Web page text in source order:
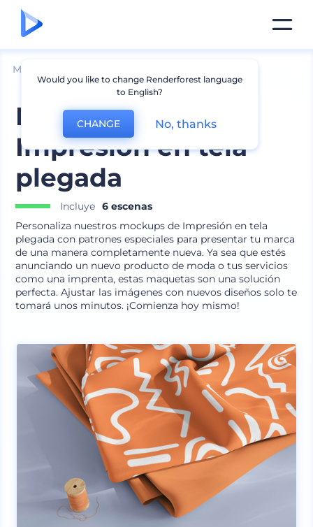
Mockups
Mockups de
Impresión en tela
plegada
Incluye 6 escenas
Personaliza nuestros mockups de Impresión en tela
plegada con patrones especiales para presentar tu marca
de una manera completamente nueva. Ya sea que estés
anunciando un nuevo producto de moda o tus servicios
como una imprenta, estas maquetas son una solución
perfecta. Ajustar las imágenes con nuevos diseños solo te
tomará unos minutos. ¡Comienza hoy mismo!
Would you like to change Renderforest language
to English?
CHANGE No, thanks